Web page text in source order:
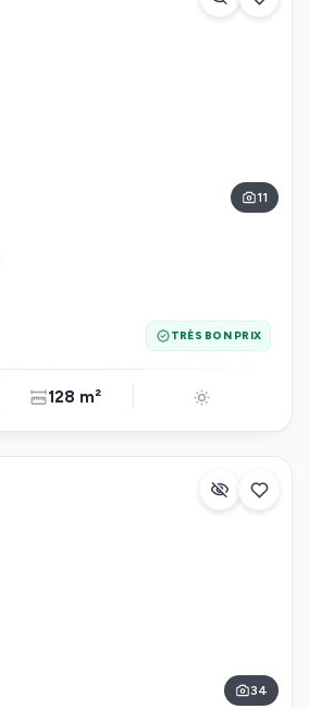
11
TRÈS BON PRIX
128 m²
34